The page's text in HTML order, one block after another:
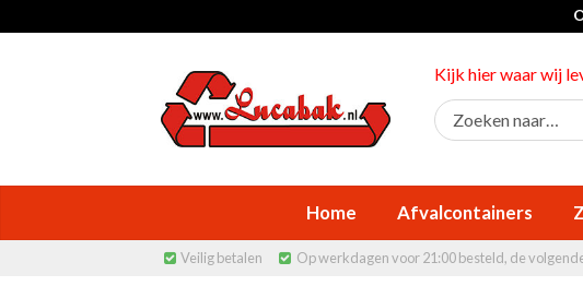
Kijk hier waar wij
Home Afvalcontainers
 Veilig betalen  Op werkdagen voor 21:00 besteld, de